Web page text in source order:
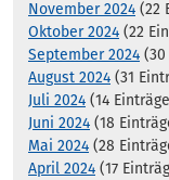
November 2024 (22
Oktober 2024 (22
September 2024 (30
August 2024 (31
Juli 2024 (14
Juni 2024 (18
Mai 2024 (28
April 2024 (17